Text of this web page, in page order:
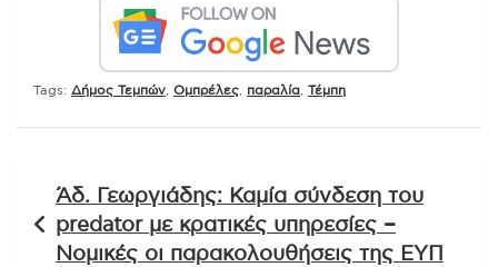
Tags: Δήμος Τεμπών Ομπρέλες παραλία Τέμπη
άρθρων
Άδ. Γεωργιάδης: Καμία σύνδεση του
predator με κρατικές υπηρεσίες –
Νομικές οι παρακολουθήσεις της ΕΥΠ